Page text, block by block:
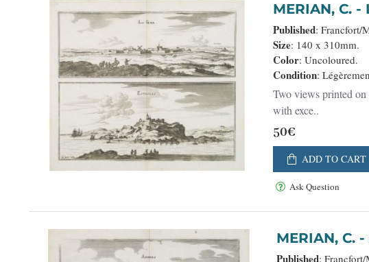
Published: Francfort/
Size: 140 x 310mm.
Color: Uncoloured.
Condition:
Two views printed on
with exce..
50€
ADD TO CART
Ask Question
Published: